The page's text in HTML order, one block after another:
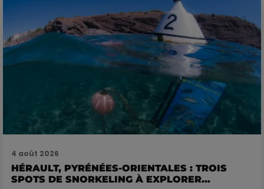
4 août 2026
HÉRAULT, PYRÉNÉES-ORIENTALES : TROIS
SPOTS DE SNORKELING À EXPLORER...